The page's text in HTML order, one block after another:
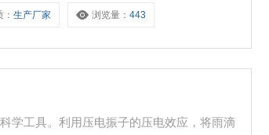
输和远程监控。部分传感器还具备AI算法，
：生产厂家 浏览量：443
学工具。利用压电振子的压电效应，将雨滴